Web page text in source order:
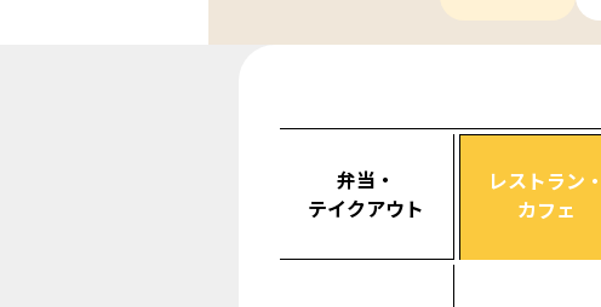
弁当・
テイクアウト
レストラン・
カフェ